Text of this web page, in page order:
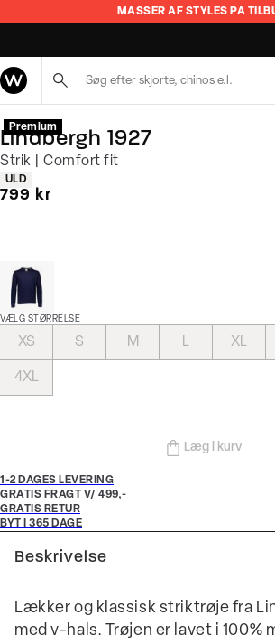
MASSER AF STYLES PÅ
Premium
Lindbergh 1927
Strik | Comfort fit
Produkt egenskaber
ULD
I alt (inkl. rabat)
799 kr
VÆLG STØRRELSE
XS S M L XL
4XL
Læg i kurv
1-2 DAGES LEVERING
GRATIS FRAGT V/ 499,-
GRATIS RETUR
BYT I 365 DAGE
Beskrivelse
Lækker og klassisk striktrøje fra
med v-hals. Trøjen er lavet i 100%